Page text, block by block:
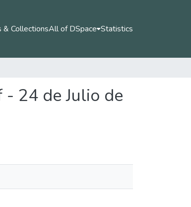
& CollectionsAll of DSpace Statistics
24 de Julio de